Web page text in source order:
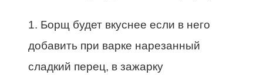
1. Борщ будет вкуснее если в него
добавить при варке нарезанный
сладкий перец, в зажарку